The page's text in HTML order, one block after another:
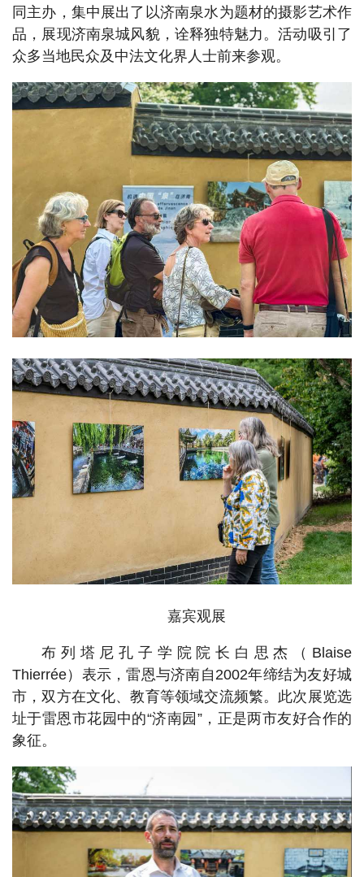
同主办，集中展出了以济南泉水为题材的摄影艺术作
品，展现济南泉城风貌，诠释独特魅力。活动吸引了
众多当地民众及中法文化界人士前来参观。
嘉宾观展
布列塔尼孔子学院院长白思杰（Blaise
Thierrée）表示，雷恩与济南自2002年缔结为友好城
市，双方在文化、教育等领域交流频繁。此次展览选
址于雷恩市花园中的“济南园”，正是两市友好合作的
象征。